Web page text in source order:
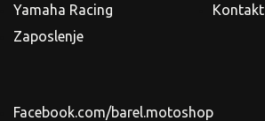
Yamaha Racing
Zaposlenje
Kontakt
Facebook.com/barel.motoshop